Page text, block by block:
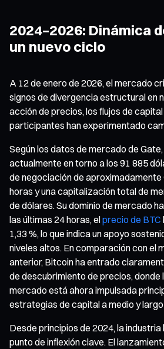
2024–2026: Dinámica
un nuevo ciclo
A 12 de enero de 2026, el mercado
signos de divergencia estructural en
acción de precios, los flujos de
participantes han experimentado
Según los datos de mercado de
actualmente en torno a los 91 885
de negociación de aproximadamente
horas y una capitalización total de
de dólares. Su dominio de mercado
las últimas 24 horas, elprecio de BTC
1,33 %, lo que indica un apoyo
niveles altos. En comparación con el
anterior, Bitcoin ha entrado
de descubrimiento de precios, donde
mercado está ahora impulsada
estrategias de capital a medio y
Desde principios de 2024, la industria
punto de inflexión clave. El